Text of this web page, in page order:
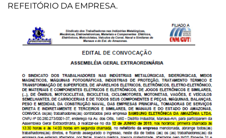
REFEITÓRIO DA EMPRESA.